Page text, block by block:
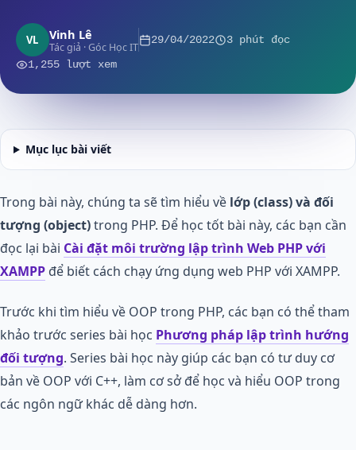
VL Vinh Lê
Tác giả · Góc Học IT
29/04/2022 3 phút đọc
1,255 lượt xem
Mục lục bài viết
Trong bài này, chúng ta sẽ tìm hiểu về lớp (class) và đối
tượng (object)trong PHP. Để học tốt bài này, các bạn cần
đọc lại bài Cài đặt môi trường lập trình Web PHP với
XAMPP để biết cách chạy ứng dụng web PHP với XAMPP.
Trước khi tìm hiểu về OOP trong PHP, các bạn có thể tham
khảo trước series bài học Phương pháp lập trình hướng
đối tượng. Series bài học này giúp các bạn có tư duy cơ
bản về OOP với C++, làm cơ sở để học và hiểu OOP trong
các ngôn ngữ khác dễ dàng hơn.